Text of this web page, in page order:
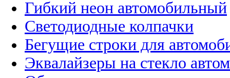
Гибкий неон автомобильный
Светодиодные колпачки
Бегущие строки для
Эквалайзеры на стекло